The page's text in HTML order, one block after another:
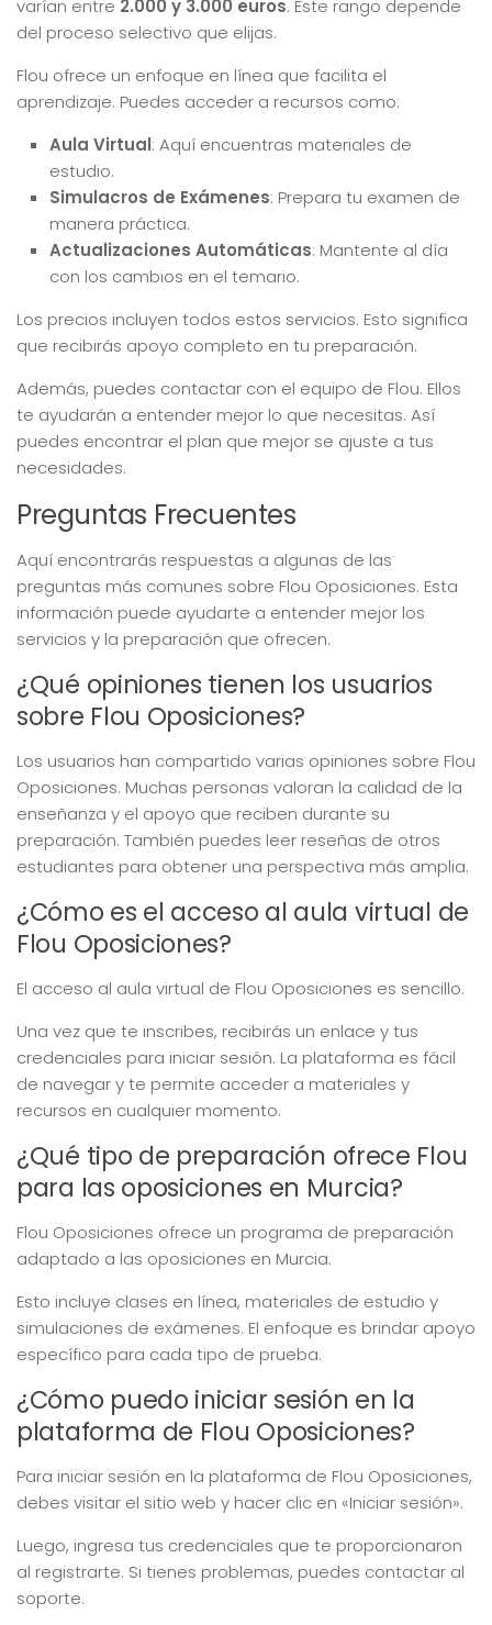
varían entre 2.000 y 3.000 euros. Este rango depende
del proceso selectivo que elijas.
Flou ofrece un enfoque en línea que facilita el
aprendizaje. Puedes acceder a recursos como:
Aula Virtual: Aquí encuentras materiales de
estudio.
Simulacros de Exámenes: Prepara tu examen de
manera práctica.
Actualizaciones Automáticas: Mantente al día
con los cambios en el temario.
Los precios incluyen todos estos servicios. Esto significa
que recibirás apoyo completo en tu preparación.
Además, puedes contactar con el equipo de Flou. Ellos
te ayudarán a entender mejor lo que necesitas. Así
puedes encontrar el plan que mejor se ajuste a tus
necesidades.
Preguntas Frecuentes
Aquí encontrarás respuestas a algunas de las
preguntas más comunes sobre Flou Oposiciones. Esta
información puede ayudarte a entender mejor los
servicios y la preparación que ofrecen.
¿Qué opiniones tienen los usuarios
sobre Flou Oposiciones?
Los usuarios han compartido varias opiniones sobre Flou
Oposiciones. Muchas personas valoran la calidad de la
enseñanza y el apoyo que reciben durante su
preparación. También puedes leer reseñas de otros
estudiantes para obtener una perspectiva más amplia.
¿Cómo es el acceso al aula virtual de
Flou Oposiciones?
El acceso al aula virtual de Flou Oposiciones es sencillo.
Una vez que te inscribes, recibirás un enlace y tus
credenciales para iniciar sesión. La plataforma es fácil
de navegar y te permite acceder a materiales y
recursos en cualquier momento.
¿Qué tipo de preparación ofrece Flou
para las oposiciones en Murcia?
Flou Oposiciones ofrece un programa de preparación
adaptado a las oposiciones en Murcia.
Esto incluye clases en línea, materiales de estudio y
simulaciones de exámenes. El enfoque es brindar apoyo
específico para cada tipo de prueba.
¿Cómo puedo iniciar sesión en la
plataforma de Flou Oposiciones?
Para iniciar sesión en la plataforma de Flou Oposiciones,
debes visitar el sitio web y hacer clic en «Iniciar sesión».
Luego, ingresa tus credenciales que te proporcionaron
al registrarte. Si tienes problemas, puedes contactar al
soporte.